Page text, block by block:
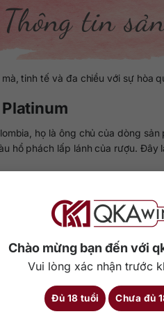
Chào mừng bạn đến với
Vui lòng xác nhận trước
Đủ 18 tuổi Chưa đủ
Thông tin
tinh tế và đa chiều với sự hòa
họ là ông chủ của dòng
hổ phách lấp lánh của rượu.
Colombia. Sau đó nó được
ống ủ rượu vang Port.